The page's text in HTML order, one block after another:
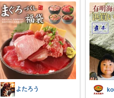
よたろう